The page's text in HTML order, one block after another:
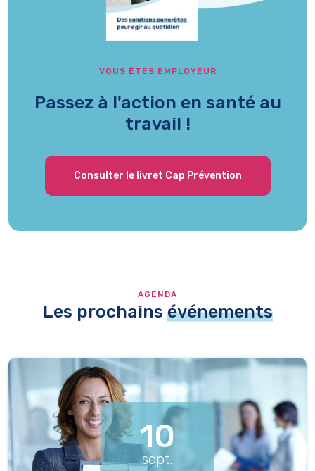
VOUS ÊTES EMPLOYEUR
Passez à l'action en santé au
travail !
Consulter le livret Cap Prévention
AGENDA
Les prochains événements
10
sept.